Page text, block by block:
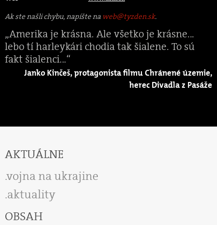
Ak ste našli chybu, napíšte na web@tyzden.sk.
„Amerika je krásna. Ale všetko je krásne...
lebo tí harleykári chodia tak šialene. To sú
fakt šialenci...“
Janko Kinčeš, protagonista filmu Chránené územie,
herec Divadla z Pasáže
AKTUÁLNE
vojna na ukrajine
aktuality
OBSAH